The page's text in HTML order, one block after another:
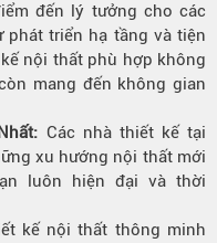
đến lý tưởng cho các
triển hạ tầng và tiện
nội thất phù hợp không
mang đến không gian
Các nhà thiết kế tại
xu hướng nội thất mới
luôn hiện đại và thời
kế nội thất thông minh